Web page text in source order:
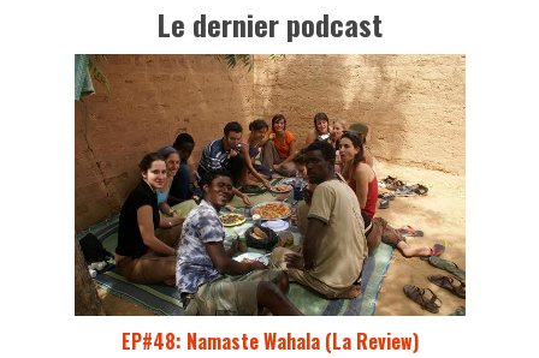
Le dernier podcast
EP#48: Namaste Wahala (La Review)